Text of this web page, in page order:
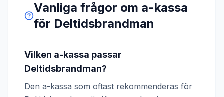
Vanliga frågor om a-kassa
för Deltidsbrandman
Vilken a-kassa passar
Deltidsbrandman?
Den a-kassa som oftast rekommenderas för